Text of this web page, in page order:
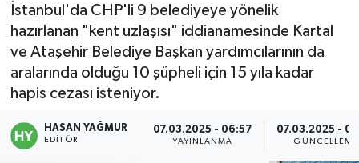
İstanbul'da CHP'li 9 belediyeye yönelik
hazırlanan "kent uzlaşısı" iddianamesinde Kartal
ve Ataşehir Belediye Başkan yardımcılarının da
aralarında olduğu 10 şüpheli için 15 yıla kadar
hapis cezası isteniyor.
HASAN YAĞMUR
EDITÖR
07.03.2025 - 06:57
YAYINLANMA
07.03.2025 -
GÜNCELLEME
Gündem
Kadın
Kültür & Sanat
Magazin
TFF 3.Lig 2.Grup Puan Durumu ve Fikstür
Tüm Manşetler
Son Dakika Haberleri
Haber Arşivi